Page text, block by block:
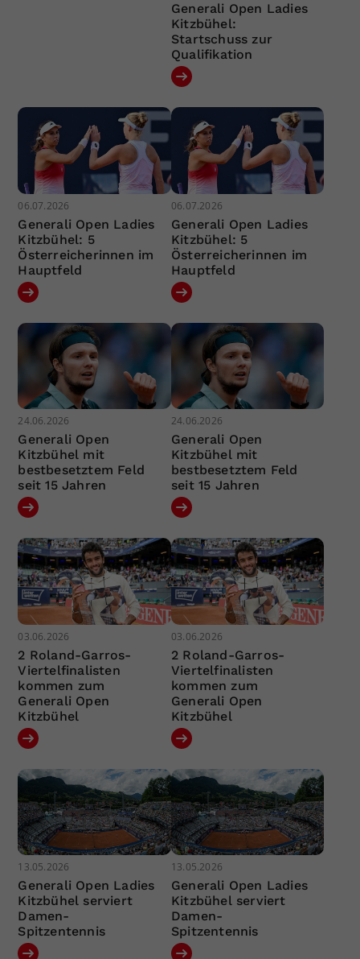
Generali Open Ladies
Kitzbühel:
Startschuss zur
Qualifikation
06.07.2026
Generali Open Ladies
Kitzbühel: 5
Österreicherinnen im
Hauptfeld
06.07.2026
Generali Open Ladies
Kitzbühel: 5
Österreicherinnen im
Hauptfeld
24.06.2026
Generali Open
Kitzbühel mit
bestbesetztem Feld
seit 15 Jahren
24.06.2026
Generali Open
Kitzbühel mit
bestbesetztem Feld
seit 15 Jahren
03.06.2026
2 Roland-Garros-
Viertelfinalisten
kommen zum
Generali Open
Kitzbühel
03.06.2026
2 Roland-Garros-
Viertelfinalisten
kommen zum
Generali Open
Kitzbühel
13.05.2026
Generali Open Ladies
Kitzbühel serviert
Damen-
Spitzentennis
13.05.2026
Generali Open Ladies
Kitzbühel serviert
Damen-
Spitzentennis